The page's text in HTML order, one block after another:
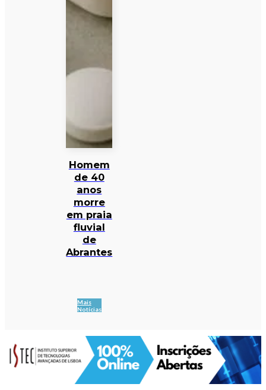
Homem
de 40
anos
morre
em praia
fluvial
de
Abrantes
Mais
Notícias